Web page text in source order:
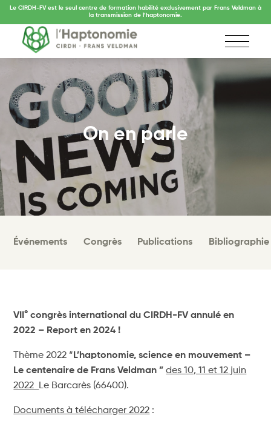
Le CIRDH-FV est le seul centre de formation habilité exclusivement par Frans Veldman à
la transmission de l’haptonomie.
On en parle
Événements Congrès Publications Bibliographie
VII° congrès international du CIRDH-FV annulé en
2022 – Report en 2024 !
Thème 2022 “ L’haptonomie, science en mouvement –
Le centenaire de Frans Veldman ”des 10, 11 et 12 juin
2022
Le Barcarès (66400).
Documents à télécharger 2022 :